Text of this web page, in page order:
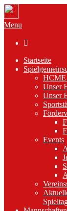
Menu

Startseite
HCME
Unser
Unser
Events